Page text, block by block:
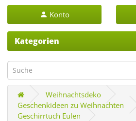
Konto
Kategorien
Weihnachtsdeko
Geschenkideen zu Weihnachten
Geschirrtuch Eulen